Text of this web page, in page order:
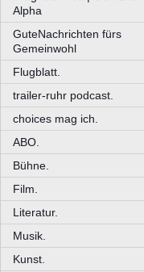
Alpha
GuteNachrichten fürs
Gemeinwohl
Flugblatt.
trailer-ruhr podcast.
choices mag ich.
ABO.
Bühne.
Film.
Literatur.
Musik.
Kunst.